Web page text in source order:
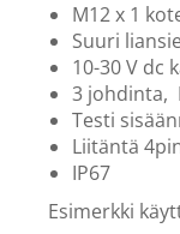
M12 x 1
Suuri
10-30 V dc
3 johdinta,
Testi
Liitäntä
IP67
Esimerkki